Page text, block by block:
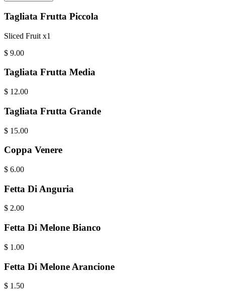
Tagliata Frutta Piccola
Sliced Fruit x1
$ 9.00
Tagliata Frutta Media
$ 12.00
Tagliata Frutta Grande
$ 15.00
Coppa Venere
$ 6.00
Fetta Di Anguria
$ 2.00
Fetta Di Melone Bianco
$ 1.00
Fetta Di Melone Arancione
$ 1.50